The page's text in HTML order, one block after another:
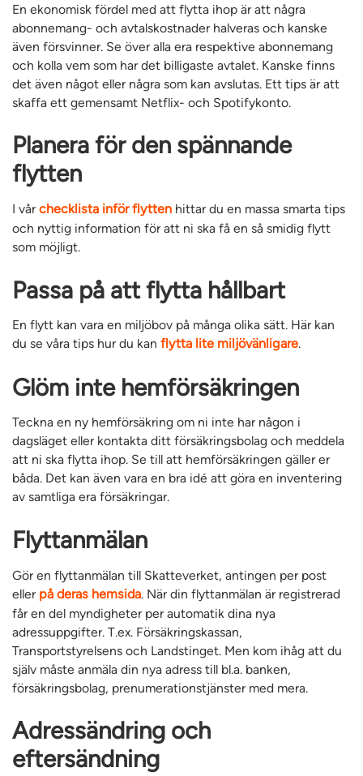
En ekonomisk fördel med att flytta ihop är att några
abonnemang- och avtalskostnader halveras och kanske
även försvinner. Se över alla era respektive abonnemang
och kolla vem som har det billigaste avtalet. Kanske finns
det även något eller några som kan avslutas. Ett tips är att
skaffa ett gemensamt Netflix- och Spotifykonto.
Planera för den spännande
flytten
I vårchecklista inför flytten hittar du en massa smarta tips
och nyttig information för att ni ska få en så smidig flytt
som möjligt.
Passa på att flytta hållbart
En flytt kan vara en miljöbov på många olika sätt. Här kan
du se våra tips hur du kan flytta lite miljövänligare.
Glöm inte hemförsäkringen
Teckna en ny hemförsäkring om ni inte har någon i
dagsläget eller kontakta ditt försäkringsbolag och meddela
att ni ska flytta ihop. Se till att hemförsäkringen gäller er
båda. Det kan även vara en bra idé att göra en inventering
av samtliga era försäkringar.
Flyttanmälan
Gör en flyttanmälan till Skatteverket, antingen per post
eller på deras hemsida. När din flyttanmälan är registrerad
får en del myndigheter per automatik dina nya
adressuppgifter. T.ex. Försäkringskassan,
Transportstyrelsens och Landstinget. Men kom ihåg att du
själv måste anmäla din nya adress till bl.a. banken,
försäkringsbolag, prenumerationstjänster med mera.
Adressändring och
eftersändning